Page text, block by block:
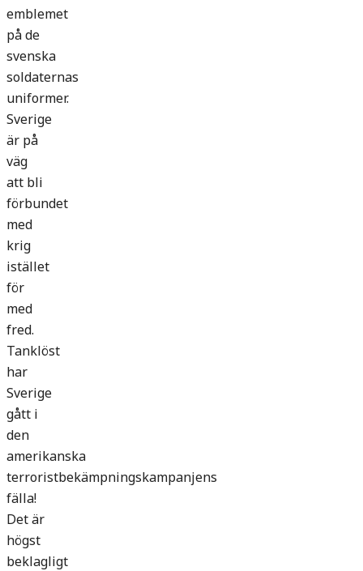
emblemet
på de
svenska
soldaternas
uniformer.
Sverige
är på
väg
att bli
förbundet
med
krig
istället
för
med
fred.
Tanklöst
har
Sverige
gått i
den
amerikanska
terroristbekämpningskampanjens
fälla!
Det är
högst
beklagligt